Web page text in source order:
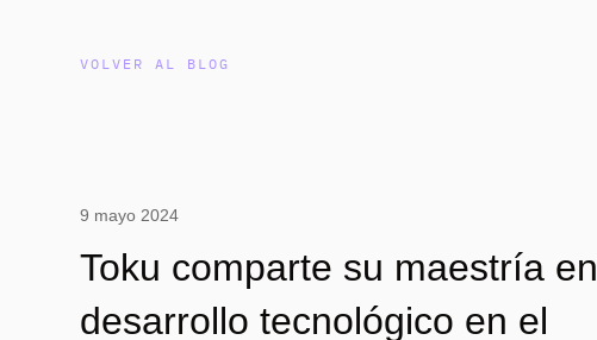
VOLVER AL BLOG
9 mayo 2024
Toku comparte su maestría en
desarrollo tecnológico en el